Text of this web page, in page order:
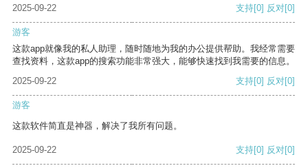
2025-09-22
支持[0] 反对[0]
游客
这款app就像我的私人助理，随时随地为我的办公提供帮助。我经常需要
查找资料，这款app的搜索功能非常强大，能够快速找到我需要的信息。
2025-09-22
支持[0] 反对[0]
游客
这款软件简直是神器，解决了我所有问题。
2025-09-22 支持[0] 反对[0]